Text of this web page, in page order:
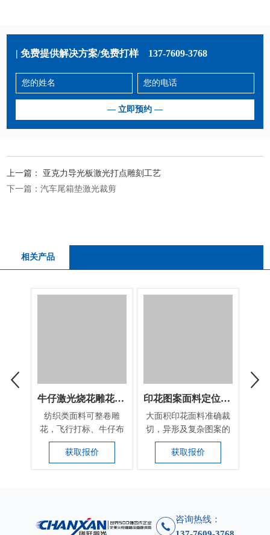
| 免费提供解决方案/免费打样 137-7609-3768
上一篇： 亚克力导光板激光打点雕刻工艺
下一篇：汽车尾箱垫激光裁剪
相关产品
牛仔激光烧花雕花设备
纺织类面料可整卷雕
花，飞行打标、牛仔布
雕花、激光水洗
获取报价
印花图案面料定位切割机
大面积印花面料准确裁
切，异形及复杂图案的
自动识别切割，绣
花、...
获取报价
咨询热线：